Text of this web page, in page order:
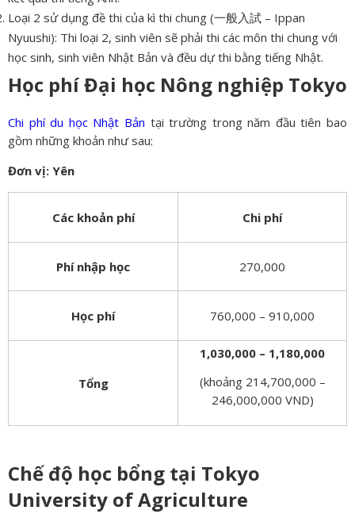
Loại 2 sử dụng đề thi của kì thi chung (一般入試 – Ippan
Nyuushi): Thi loại 2, sinh viên sẽ phải thi các môn thi chung với
học sinh, sinh viên Nhật Bản và đều dự thi bằng tiếng Nhật.
Học phí Đại học Nông nghiệp Tokyo
Chi phí du học Nhật Bản tại trường trong năm đầu tiên bao
gồm những khoản như sau:
Đơn vị: Yên
Các khoản phí Chi phí
Phí nhập học 270,000
Học phí 760,000 – 910,000
Tổng
1,030,000 – 1,180,000
(khoảng 214,700,000 –
246,000,000 VND)
Chế độ học bổng tại Tokyo
University of Agriculture